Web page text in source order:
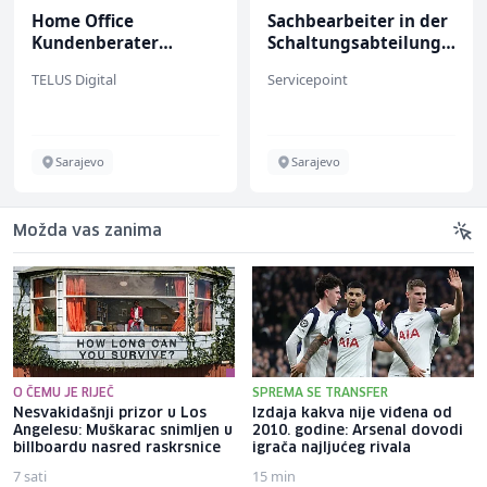
Home Office
Kundenberater
renommiertes
TELUS Digital
Sarajevo
Sachbearbeiter in der
Schaltungsabteilung
Servicepoint
Sarajevo
Možda vas zanima
O ČEMU JE RIJEČ
Nesvakidašnji prizor u Los
Angelesu: Muškarac snimljen u
billboardu nasred raskrsnice
7 sati
SPREMA SE TRANSFER
Izdaja kakva nije viđena od
2010. godine: Arsenal dovodi
igrača najljućeg rivala
15 min